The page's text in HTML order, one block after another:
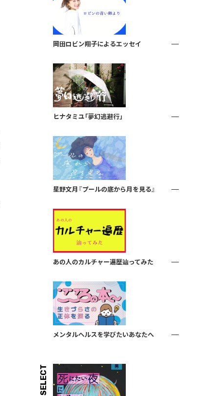
岡田ロビン翔子によるエッセイ
ヒナタミユ「夢幻逃避行」
星野文月『プールの底から月を見る』
あの人のカルチャー遍歴辿ってみた
メンタルヘルスを学びたいあなたへ
SELECT